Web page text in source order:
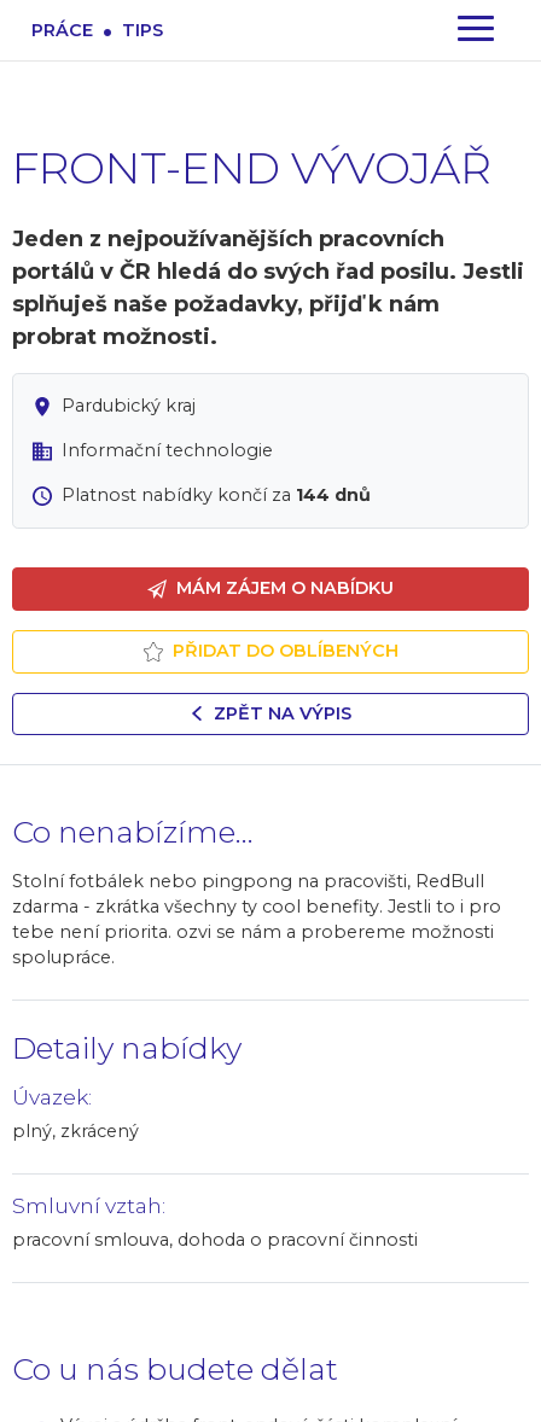
PRÁCE . TIPS
FRONT-END VÝVOJÁŘ
Jeden z nejpoužívanějších pracovních
portálů v ČR hledá do svých řad posilu. Jestli
splňuješ naše požadavky, přijď k nám
probrat možnosti.
Pardubický kraj
Informační technologie
Platnost nabídky končí za 144 dnů
MÁM ZÁJEM O NABÍDKU
PŘIDAT DO OBLÍBENÝCH
ZPĚT NA VÝPIS
Co nenabízíme...
Stolní fotbálek nebo pingpong na pracovišti, RedBull
zdarma - zkrátka všechny ty cool benefity. Jestli to i pro
tebe není priorita. ozvi se nám a probereme možnosti
spolupráce.
Detaily nabídky
Úvazek:
plný, zkrácený
Smluvní vztah:
pracovní smlouva, dohoda o pracovní činnosti
Co u nás budete dělat